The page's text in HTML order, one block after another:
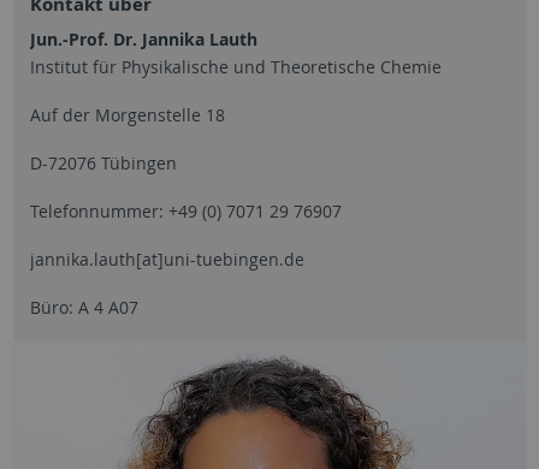
Jun.-Prof. Dr. Jannika Lauth
Institut für Physikalische und Theoretische Chemie
Auf der Morgenstelle 18
D-72076 Tübingen
Telefonnummer: +49 (0) 7071 29 76907
jannika.lauth[at]uni-tuebingen.de
Büro: A 4 A07